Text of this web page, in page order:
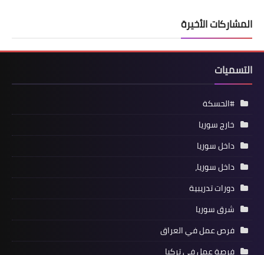
المشاركات الأخيرة
التسميات
#الحسكة
خارج سوريا
داخل سوريا
داخل سوريا،
دورات تدريبية
شرق سوريا
فرص عمل في العراق
فرصة عمل في تركيا